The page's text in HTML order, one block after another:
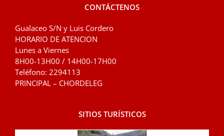
CONTÁCTENOS
Gualaceo S/N y Luis Cordero
HORARIO DE ATENCION
Lunes a Viernes
8H00-13H00 / 14H00-17H00
Teléfono: 2294113
PRINCIPAL – CHORDELEG
SITIOS TURÍSTICOS